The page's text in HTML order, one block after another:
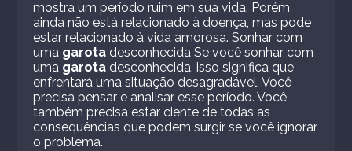
mostra um período ruim em sua vida. Porém,
ainda não está relacionado à doença, mas pode
estar relacionado à vida amorosa. Sonhar com
uma garota desconhecida Se você sonhar com
uma garota desconhecida, isso significa que
enfrentará uma situação desagradável. Você
precisa pensar e analisar esse período. Você
também precisa estar ciente de todas as
consequências que podem surgir se você ignorar
o problema.